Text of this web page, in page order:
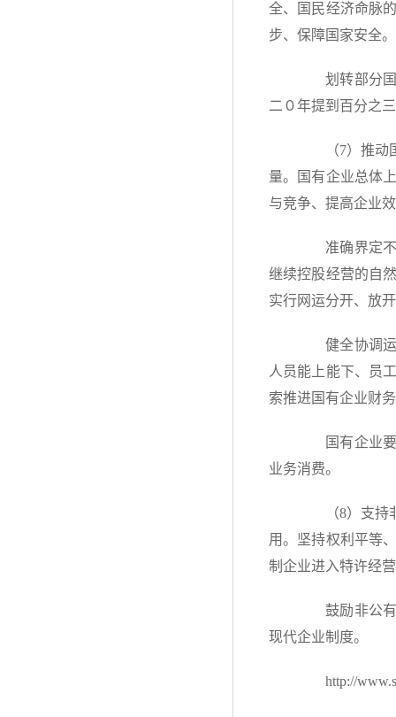
全、国民经济命脉
步、保障国家安全。
划转部分国
二０年提到百分之
（7）推动国
量。国有企业总体
与竞争、提高企业
准确界定不
继续控股经营的自
实行网运分开、放
健全协调运
人员能上能下、员
索推进国有企业财
国有企业要
业务消费。
（8）支持非
用。坚持权利平等
制企业进入特许经
鼓励非公有
现代企业制度。
http://